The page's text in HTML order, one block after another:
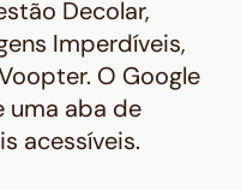
Decolar,
Imperdíveis,
O Google
uma aba de
acessíveis.